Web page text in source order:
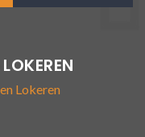
Lokeren